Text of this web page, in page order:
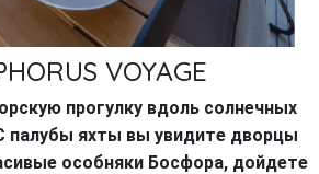
VOYAGE
прогулку вдоль солнечных
палубы яхты вы увидите дворцы
особняки Босфора, дойдете